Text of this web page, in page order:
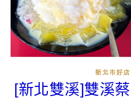
新北市好店
[新北雙溪]雙溪